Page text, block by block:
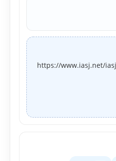
https://www.iasj.net/